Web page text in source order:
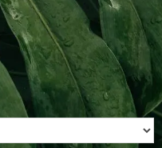
такмичења из
из биологије 2026